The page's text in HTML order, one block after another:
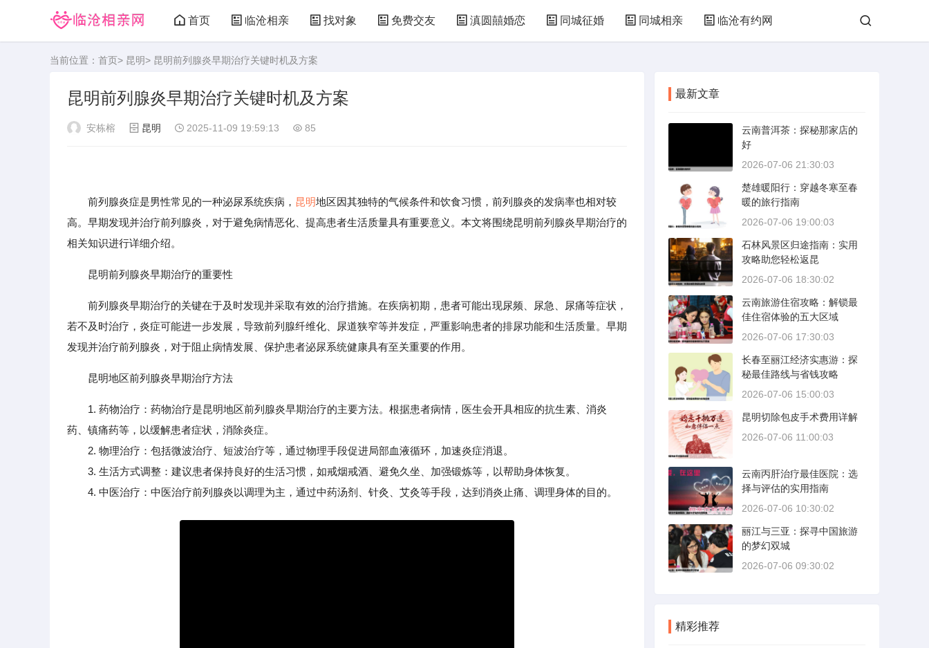
首页 临沧相亲 找对象 免费交友 滇圆囍婚恋 同城征婚 同城相亲 临沧有约网
当前位置： 首页> 昆明> 昆明前列腺炎早期治疗关键时机及方案
昆明前列腺炎早期治疗关键时机及方案
安栋榕 昆明 2025-11-09 19:59:13 85
前列腺炎症是男性常见的一种泌尿系统疾病， 昆明地区因其独特的气候条件和饮食习惯，前列腺炎的发病率也相对较
高。早期发现并治疗前列腺炎，对于避免病情恶化、提高患者生活质量具有重要意义。本文将围绕昆明前列腺炎早期治疗的
相关知识进行详细介绍。
昆明前列腺炎早期治疗的重要性
前列腺炎早期治疗的关键在于及时发现并采取有效的治疗措施。在疾病初期，患者可能出现尿频、尿急、尿痛等症状，
若不及时治疗，炎症可能进一步发展，导致前列腺纤维化、尿道狭窄等并发症，严重影响患者的排尿功能和生活质量。早期
发现并治疗前列腺炎，对于阻止病情发展、保护患者泌尿系统健康具有至关重要的作用。
昆明地区前列腺炎早期治疗方法
1. 药物治疗：药物治疗是昆明地区前列腺炎早期治疗的主要方法。根据患者病情，医生会开具相应的抗生素、消炎
药、镇痛药等，以缓解患者症状，消除炎症。
2. 物理治疗：包括微波治疗、短波治疗等，通过物理手段促进局部血液循环，加速炎症消退。
3. 生活方式调整：建议患者保持良好的生活习惯，如戒烟戒酒、避免久坐、加强锻炼等，以帮助身体恢复。
4. 中医治疗：中医治疗前列腺炎以调理为主，通过中药汤剂、针灸、艾灸等手段，达到消炎止痛、调理身体的目的。
最新文章
云南普洱茶：探秘那家店的
好
2026-07-06 21:30:03
楚雄暖阳行：穿越冬寒至春
暖的旅行指南
2026-07-06 19:00:03
石林风景区归途指南：实用
攻略助您轻松返昆
2026-07-06 18:30:02
云南旅游住宿攻略：解锁最
佳住宿体验的五大区域
2026-07-06 17:30:03
长春至丽江经济实惠游：探
秘最佳路线与省钱攻略
2026-07-06 15:00:03
昆明切除包皮手术费用详解
2026-07-06 11:00:03
云南丙肝治疗最佳医院：选
择与评估的实用指南
2026-07-06 10:30:02
丽江与三亚：探寻中国旅游
的梦幻双城
2026-07-06 09:30:02
精彩推荐